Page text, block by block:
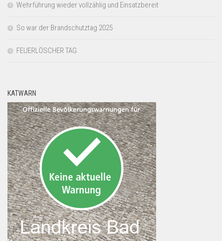
Wehrführung wieder vollzählig und Einsatzbereit
So war der Brandschutztag 2025
FEUERLÖSCHER TAG
KATWARN